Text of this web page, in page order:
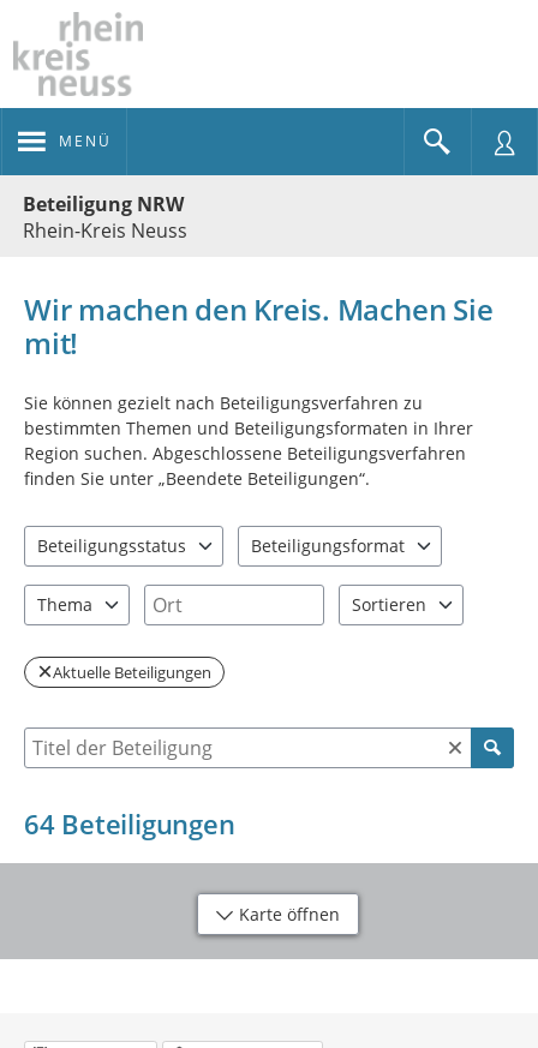
MENÜ
Beteiligung NRW
Rhein-Kreis Neuss
Wir machen den Kreis. Machen Sie
mit!
Sie können gezielt nach Beteiligungsverfahren zu
bestimmten Themen und Beteiligungsformaten in Ihrer
Region suchen. Abgeschlossene Beteiligungsverfahren
finden Sie unter „Beendete Beteiligungen“.
Beteiligungsstatus
Beteiligungsformat
Thema
Ort
Sortieren
Aktuelle Beteiligungen
Suche nach Beteiligung
64 Beteiligungen
Karte öffnen